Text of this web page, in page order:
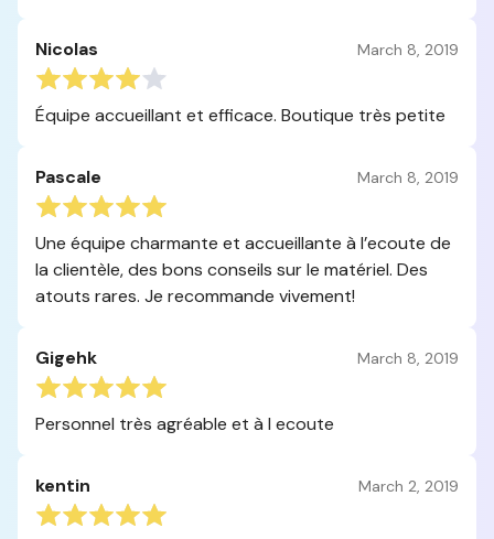
Nicolas March 8, 2019
Équipe accueillant et efficace. Boutique très petite
Pascale March 8, 2019
Une équipe charmante et accueillante à l’ecoute de
la clientèle, des bons conseils sur le matériel. Des
atouts rares. Je recommande vivement!
Gigehk March 8, 2019
Personnel très agréable et à l ecoute
kentin March 2, 2019